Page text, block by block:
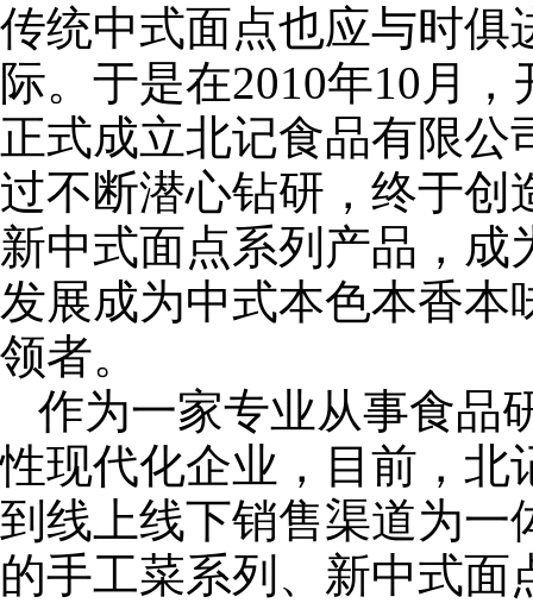
传统中式面点也应与时俱
际。于是在2010年10月
正式成立北记食品有限
过不断潜心钻研，终于创
新中式面点系列产品，
发展成为中式本色本香本
领者。
作为一家专业从事食品
性现代化企业，目前，北
到线上线下销售渠道为一
的手工菜系列、新中式